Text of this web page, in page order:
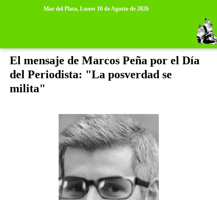
Mar del Plata, Lunes 10 de Agosto de 2026
El mensaje de Marcos Peña por el Día
del Periodista: "La posverdad se
milita"